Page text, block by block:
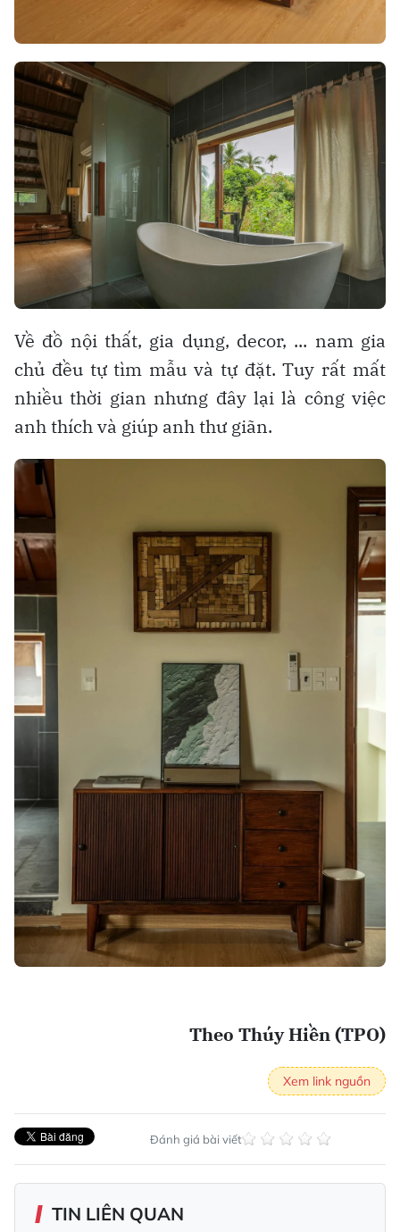
Về đồ nội thất, gia dụng, decor, ... nam gia
chủ đều tự tìm mẫu và tự đặt. Tuy rất mất
nhiều thời gian nhưng đây lại là công việc
anh thích và giúp anh thư giãn.
Theo Thúy Hiền (TPO)
Xem link nguồn
Đánh giá bài viết
TIN LIÊN QUAN